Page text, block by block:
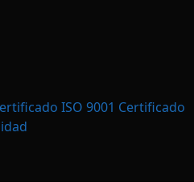
#:~:text=Fax
ISO 9001 Certificado